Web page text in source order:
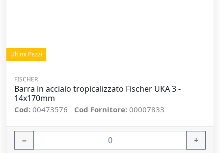
Ultimi Pezzi
FISCHER
Barra in acciaio tropicalizzato Fischer UKA 3 -
14x170mm
Cod: 00473576 Cod Fornitore: 00007833
− +